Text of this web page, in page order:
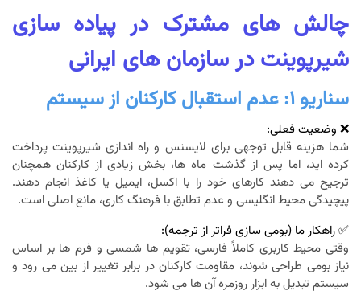
چالش های مشترک در پیاده سازی
شیرپوینت در سازمان های ایرانی
سناریو ۱: عدم استقبال کارکنان از سیستم
❌ وضعیت فعلی:
شما هزینه قابل توجهی برای لایسنس و راه اندازی شیرپوینت پرداخت
کرده اید، اما پس از گذشت ماه ها، بخش زیادی از کارکنان همچنان
ترجیح می دهند کارهای خود را با اکسل، ایمیل یا کاغذ انجام دهند.
پیچیدگی محیط انگلیسی و عدم تطابق با فرهنگ کاری، مانع اصلی است.
✅ راهکار ما (بومی سازی فراتر از ترجمه):
وقتی محیط کاربری کاملاً فارسی، تقویم ها شمسی و فرم ها بر اساس
نیاز بومی طراحی شوند، مقاومت کارکنان در برابر تغییر از بین می رود و
سیستم تبدیل به ابزار روزمره آن ها می شود.